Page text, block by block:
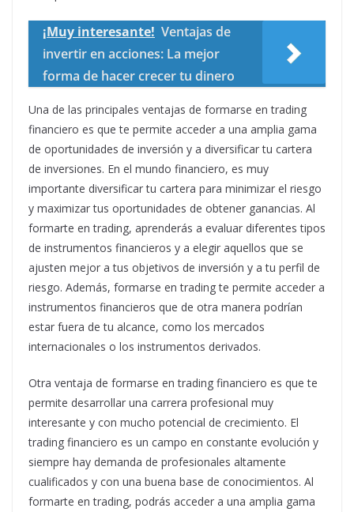
¡Muy interesante! Ventajas de
invertir en acciones: La mejor
forma de hacer crecer tu dinero
Una de las principales ventajas de formarse en trading
financiero es que te permite acceder a una amplia gama
de oportunidades de inversión y a diversificar tu cartera
de inversiones. En el mundo financiero, es muy
importante diversificar tu cartera para minimizar el riesgo
y maximizar tus oportunidades de obtener ganancias. Al
formarte en trading, aprenderás a evaluar diferentes tipos
de instrumentos financieros y a elegir aquellos que se
ajusten mejor a tus objetivos de inversión y a tu perfil de
riesgo. Además, formarse en trading te permite acceder a
instrumentos financieros que de otra manera podrían
estar fuera de tu alcance, como los mercados
internacionales o los instrumentos derivados.
Otra ventaja de formarse en trading financiero es que te
permite desarrollar una carrera profesional muy
interesante y con mucho potencial de crecimiento. El
trading financiero es un campo en constante evolución y
siempre hay demanda de profesionales altamente
cualificados y con una buena base de conocimientos. Al
formarte en trading, podrás acceder a una amplia gama